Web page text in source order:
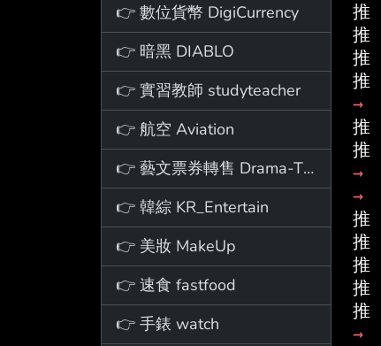
👉 數位貨幣 DigiCurrency
👉 暗黑 DIABLO
👉 實習教師 studyteacher
👉 航空 Aviation
👉 藝文票券轉售 Drama-Ticket
👉 韓綜 KR_Entertain
👉 美妝 MakeUp
👉 速食 fastfood
👉 手錶 watch
推
推
推
推
→
推
推
→
→
推
推
推
推
推
→